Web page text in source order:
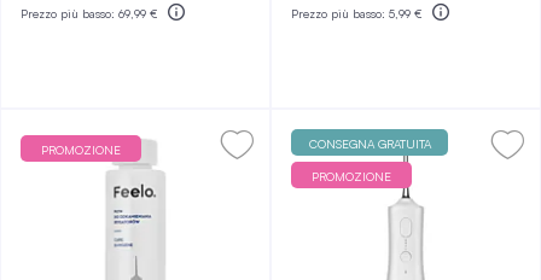
Prezzo più basso: 69,99 € Prezzo più basso: 5,99 €
PROMOZIONE CONSEGNA GRATUITA
PROMOZIONE